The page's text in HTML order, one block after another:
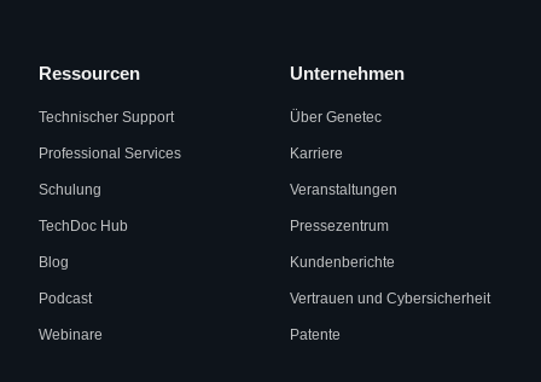
Ressourcen
Technischer Support
Professional Services
Schulung
TechDoc Hub
Blog
Podcast
Webinare
Unternehmen
Über Genetec
Karriere
Veranstaltungen
Pressezentrum
Kundenberichte
Vertrauen und Cybersicherheit
Patente